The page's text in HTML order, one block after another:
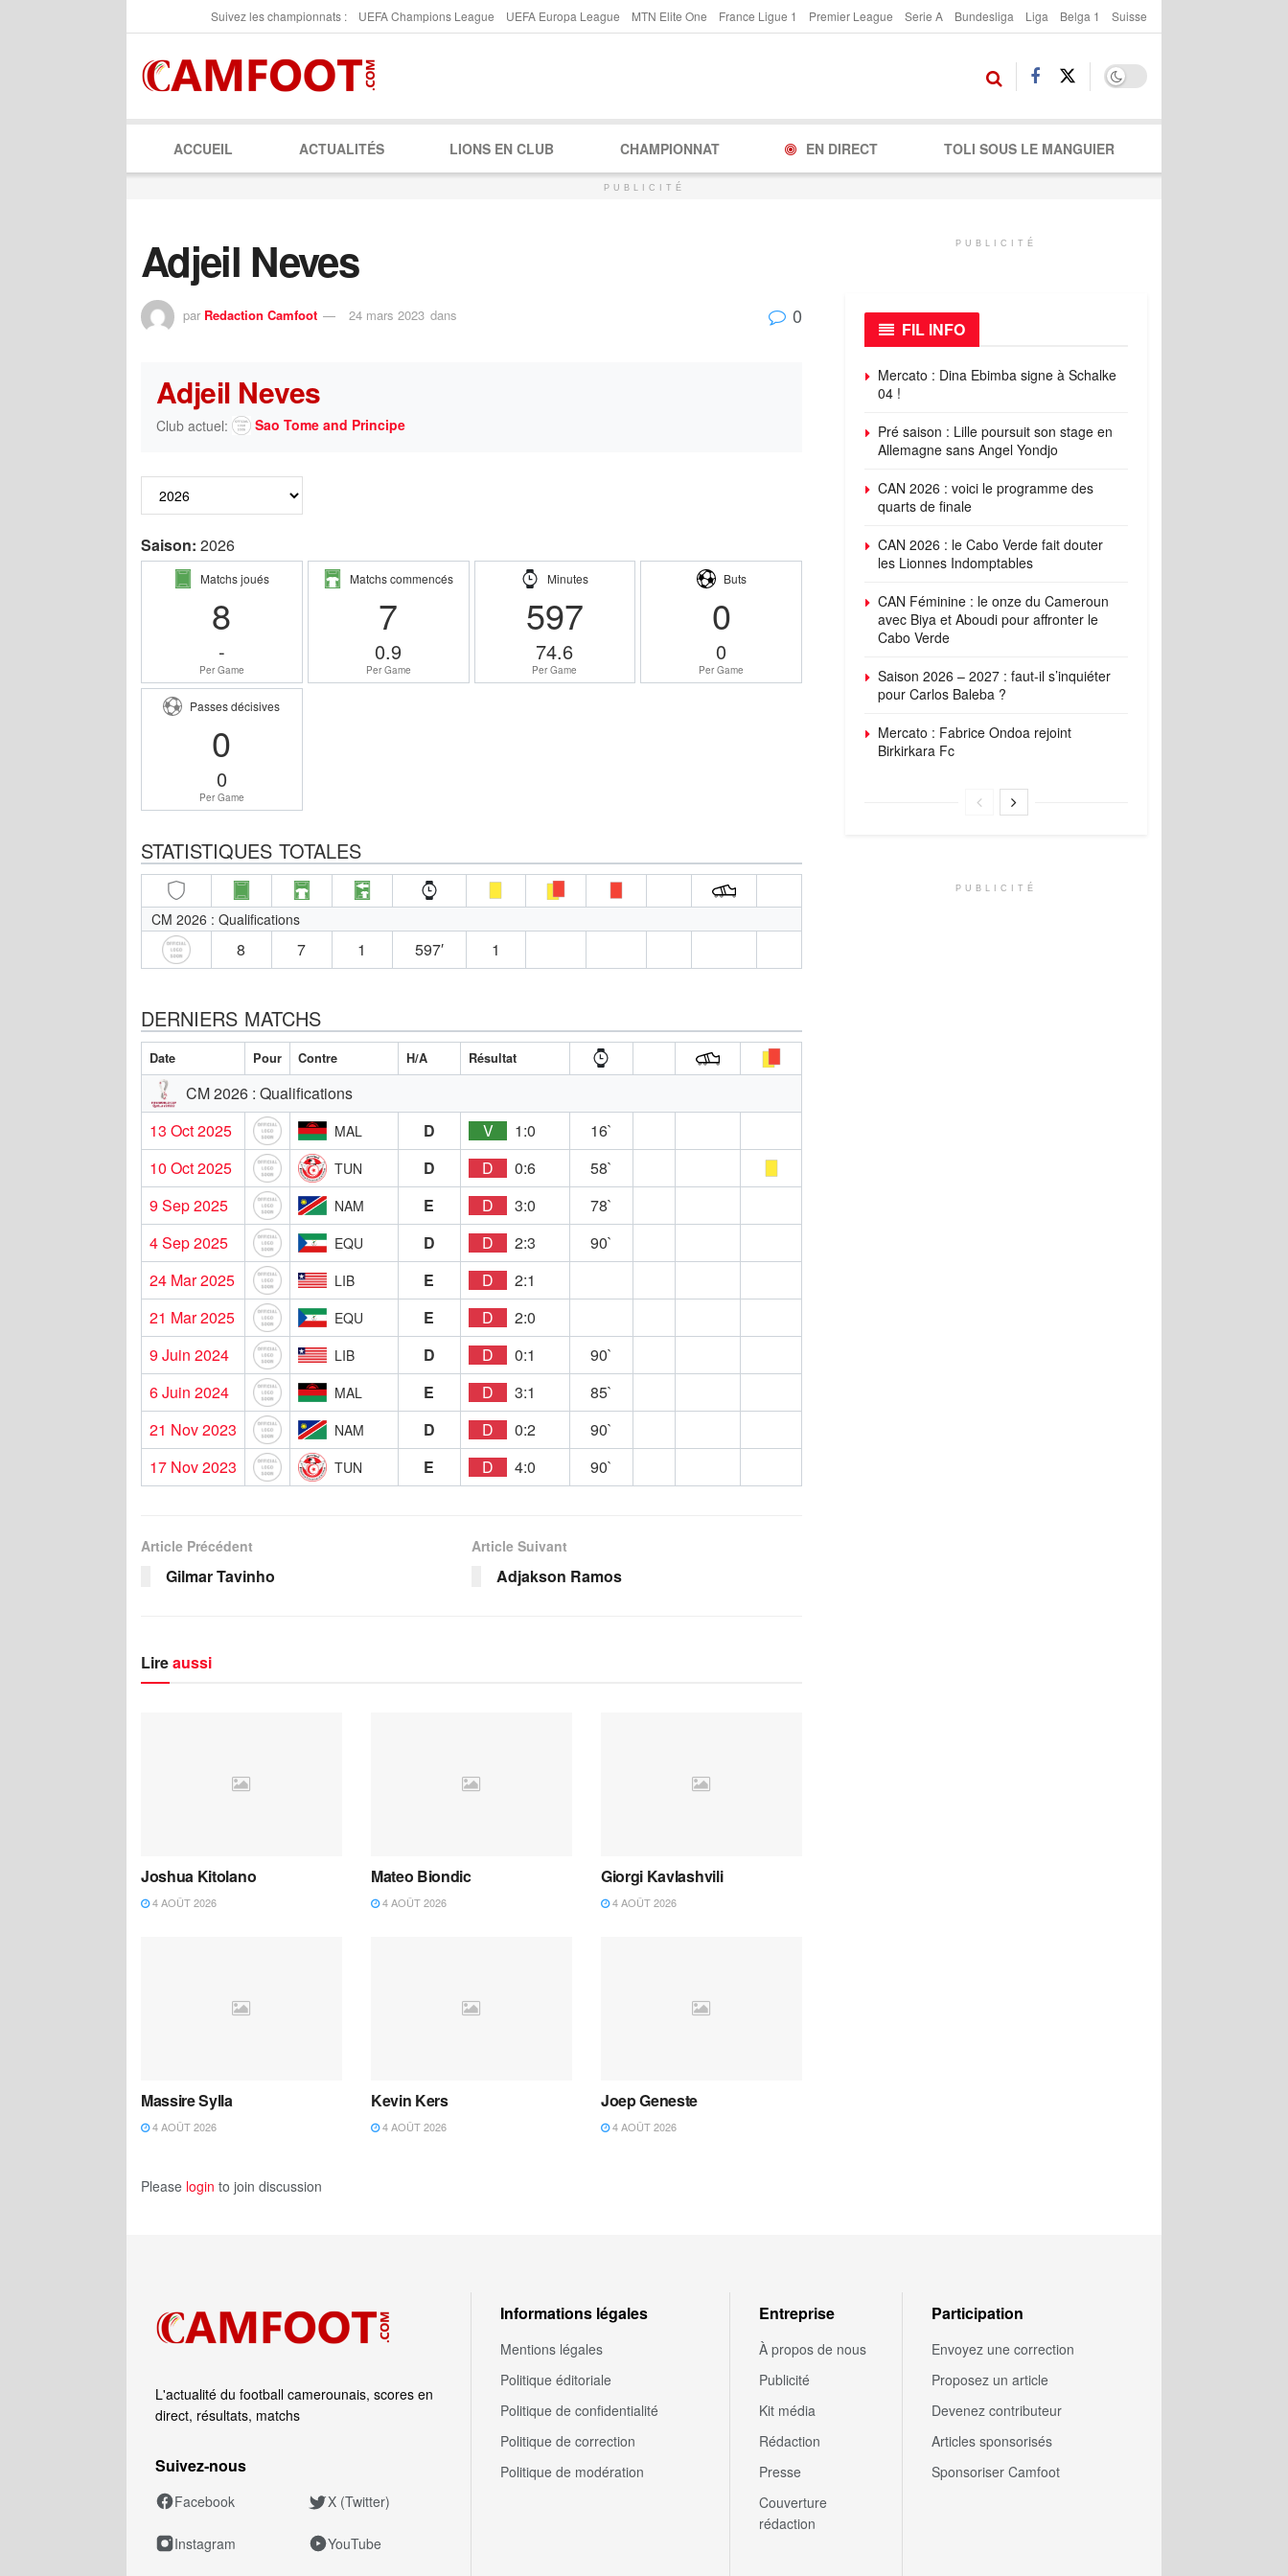
Suivez les championnats : UEFA Champions League UEFA Europa League MTN Elite One France Ligue 1 Premier League Serie A Bundesliga Liga Belga 1 Suisse
ACCUEIL ACTUALITÉS LIONS EN CLUB CHAMPIONNAT EN DIRECT TOLI SOUS LE MANGUIER
PUBLICITÉ
Adjeil Neves
par Redaction Camfoot 24 mars 2023 dans 0
Adjeil Neves
Club actuel: Sao Tome and Principe
Saison: 2026
Matchs joués
8
-
Per Game
Matchs commencés
7
0.9
Per Game
Minutes
597
74.6
Per Game
Buts
0
0
Per Game
Passes décisives
0
0
Per Game
STATISTIQUES TOTALES
CM 2026 : Qualifications
8 7 1 597′ 1
DERNIERS MATCHS
Date Pour Contre H/A Résultat
CM 2026 : Qualifications
13 Oct 2025
MAL D V 1:0
16`
10 Oct 2025
TUN D D 0:6
58`
9 Sep 2025
NAM E D 3:0
78`
4 Sep 2025
EQU D D 2:3
90`
24 Mar 2025
LIB E D
2:1
21 Mar 2025
EQU E D
2:0
9 Juin 2024
LIB D D 0:1
90`
6 Juin 2024
MAL E D 3:1
85`
21 Nov 2023
NAM D D 0:2
90`
17 Nov 2023
TUN E D 4:0 90`
Article Précédent
Gilmar Tavinho
Article Suivant
Adjakson Ramos
Lireaussi
Joshua Kitolano
4 AOÛT 2026
Mateo Biondic
4 AOÛT 2026
Giorgi Kavlashvili
4 AOÛT 2026
Massire Sylla
4 AOÛT 2026
Kevin Kers
4 AOÛT 2026
Joep Geneste
4 AOÛT 2026
Please login to join discussion
PUBLICITÉ
FIL INFO
Mercato : Dina Ebimba signe à Schalke
04 !
Pré saison : Lille poursuit son stage en
Allemagne sans Angel Yondjo
CAN 2026 : voici le programme des
quarts de finale
CAN 2026 : le Cabo Verde fait douter
les Lionnes Indomptables
CAN Féminine : le onze du Cameroun
avec Biya et Aboudi pour affronter le
Cabo Verde
Saison 2026 – 2027 : faut-il s’inquiéter
pour Carlos Baleba ?
Mercato : Fabrice Ondoa rejoint
Birkirkara Fc
PUBLICITÉ
L'actualité du football camerounais, scores en
direct, résultats, matchs
Suivez‑nous
Facebook X (Twitter)
Instagram YouTube
Informations légales
Mentions légales
Politique éditoriale
Politique de confidentialité
Politique de correction
Politique de modération
Entreprise
À propos de nous
Publicité
Kit média
Rédaction
Presse
Couverture
rédaction
Participation
Envoyez une correction
Proposez un article
Devenez contributeur
Articles sponsorisés
Sponsoriser Camfoot